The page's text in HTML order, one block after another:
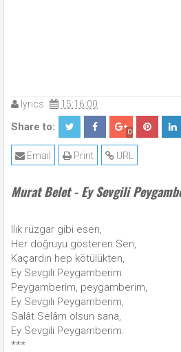
lyrics 15:16:00
Share to: 0
URL
Print
Email
Murat Belet - Ey Sevgili
Ilık rüzgar gibi esen,
Her doğruyu gösteren Sen,
Kaçardın hep kötülükten,
Ey Sevgili Peygamberim.
Peygamberim, peygamberim,
Ey Sevgili Peygamberim,
Salât Selâm olsun sana,
Ey Sevgili Peygamberim.
***